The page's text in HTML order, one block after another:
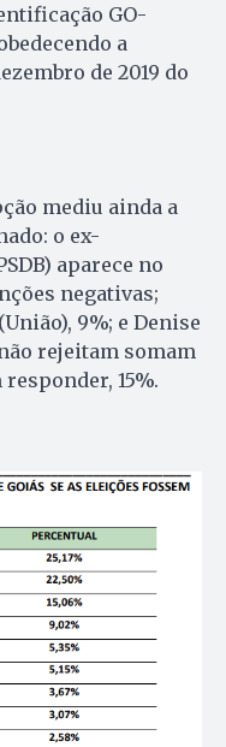
GO-
a
de 2019 do
mediu ainda a
o ex-
aparece no
negativas;
9%; e Denise
rejeitam somam
15%.